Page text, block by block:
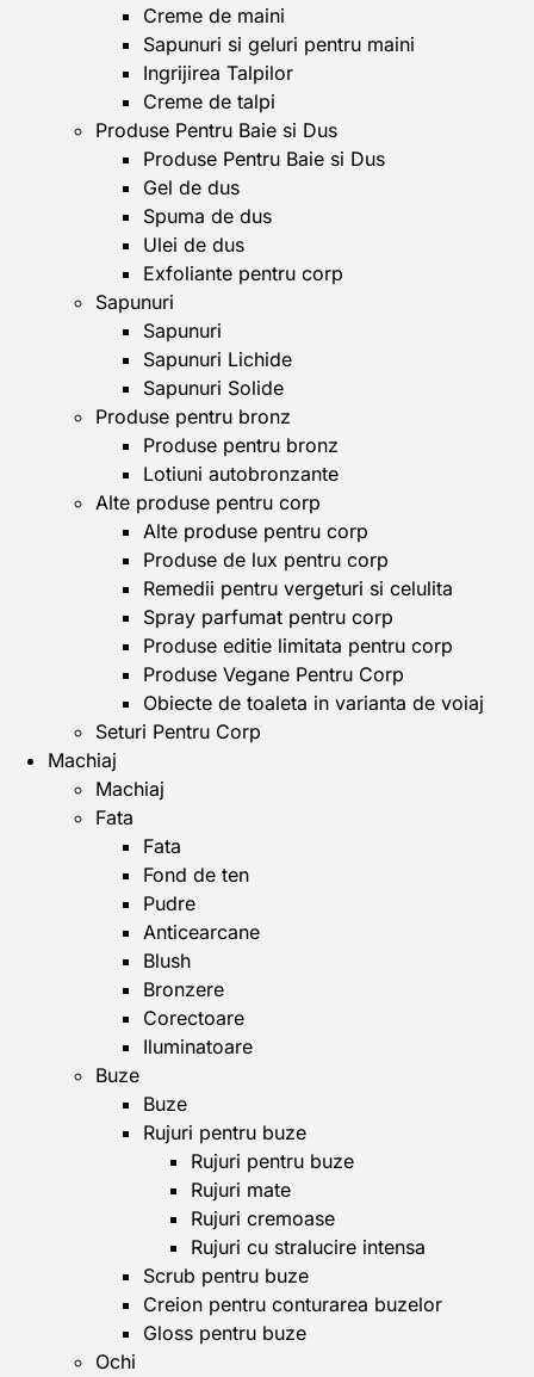
Creme de maini
Sapunuri si geluri pentru maini
Ingrijirea Talpilor
Creme de talpi
Produse Pentru Baie si Dus
Produse Pentru Baie si Dus
Gel de dus
Spuma de dus
Ulei de dus
Exfoliante pentru corp
Sapunuri
Sapunuri
Sapunuri Lichide
Sapunuri Solide
Produse pentru bronz
Produse pentru bronz
Lotiuni autobronzante
Alte produse pentru corp
Alte produse pentru corp
Produse de lux pentru corp
Remedii pentru vergeturi si celulita
Spray parfumat pentru corp
Produse editie limitata pentru corp
Produse Vegane Pentru Corp
Obiecte de toaleta in varianta de voiaj
Seturi Pentru Corp
Machiaj
Machiaj
Fata
Fata
Fond de ten
Pudre
Anticearcane
Blush
Bronzere
Corectoare
Iluminatoare
Buze
Buze
Rujuri pentru buze
Rujuri pentru buze
Rujuri mate
Rujuri cremoase
Rujuri cu stralucire intensa
Scrub pentru buze
Creion pentru conturarea buzelor
Gloss pentru buze
Ochi